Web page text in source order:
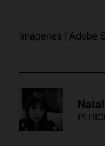
Imágenes | Adobe